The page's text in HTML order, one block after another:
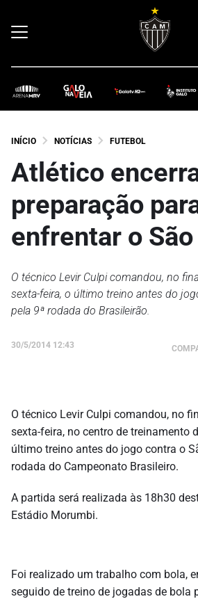
INÍCIO NOTÍCIAS FUTEBOL
Atlético
preparação
enfrentar o
O técnico Levir Culpi comandou, no
sexta-feira, o último treino antes do
pela 9ª rodada do Brasileirão.
30/5/2014 12:43
O técnico Levir Culpi comandou, no
sexta-feira, no centro de treinamento
último treino antes do jogo contra o
rodada do Campeonato Brasileiro.
A partida será realizada às 18h30
Estádio Morumbi.
Foi realizado um trabalho com bola,
seguido de treino de jogadas de bola